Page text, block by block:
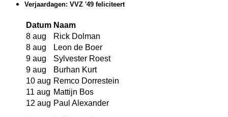
Verjaardagen: VVZ '49 feliciteert
Datum Naam
8 aug
Rick Dolman
8 aug
Leon de Boer
9 aug
Sylvester Roest
9 aug
Burhan Kurt
10 aug Remco Dorrestein
11 aug Mattijn Bos
12 aug Paul Alexander